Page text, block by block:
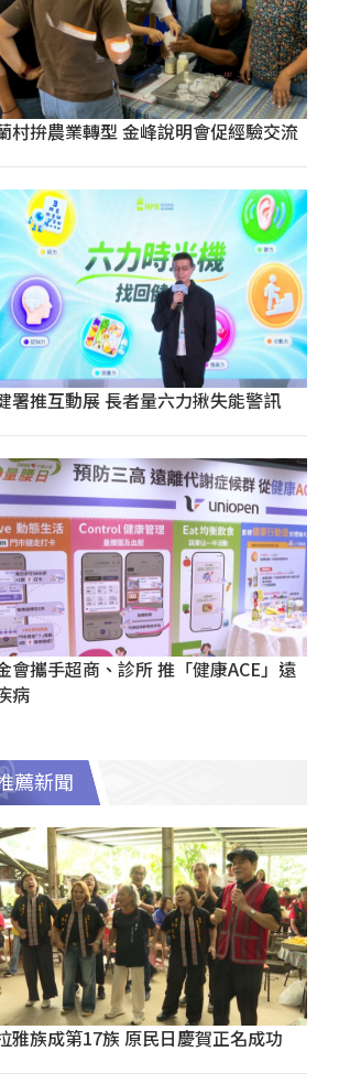
村拚農業轉型 金峰說明會促經驗交流
署推互動展 長者量六力揪失能警訊
會攜手超商、診所 推「健康ACE」遠
病
薦新聞
雅族成第17族 原民日慶賀正名成功